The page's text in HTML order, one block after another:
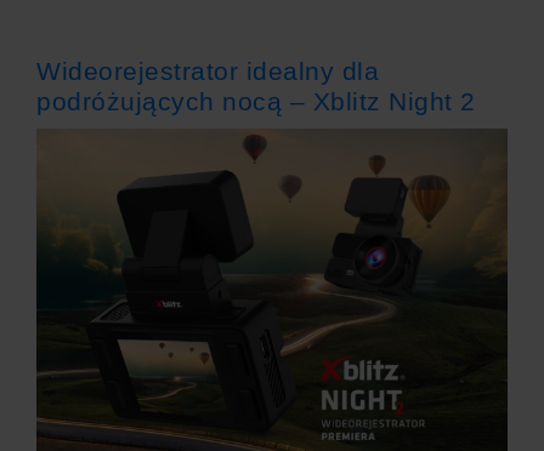
Wideorejestrator idealny dla
podróżujących nocą – Xblitz Night 2